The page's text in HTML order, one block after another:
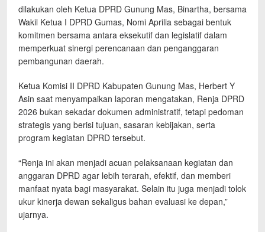
dilakukan oleh Ketua DPRD Gunung Mas, Binartha, bersama
Wakil Ketua I DPRD Gumas, Nomi Aprilia sebagai bentuk
komitmen bersama antara eksekutif dan legislatif dalam
memperkuat sinergi perencanaan dan penganggaran
pembangunan daerah.
Ketua Komisi II DPRD Kabupaten Gunung Mas, Herbert Y
Asin saat menyampaikan laporan mengatakan, Renja DPRD
2026 bukan sekadar dokumen administratif, tetapi pedoman
strategis yang berisi tujuan, sasaran kebijakan, serta
program kegiatan DPRD tersebut.
“Renja ini akan menjadi acuan pelaksanaan kegiatan dan
anggaran DPRD agar lebih terarah, efektif, dan memberi
manfaat nyata bagi masyarakat. Selain itu juga menjadi tolok
ukur kinerja dewan sekaligus bahan evaluasi ke depan,”
ujarnya.